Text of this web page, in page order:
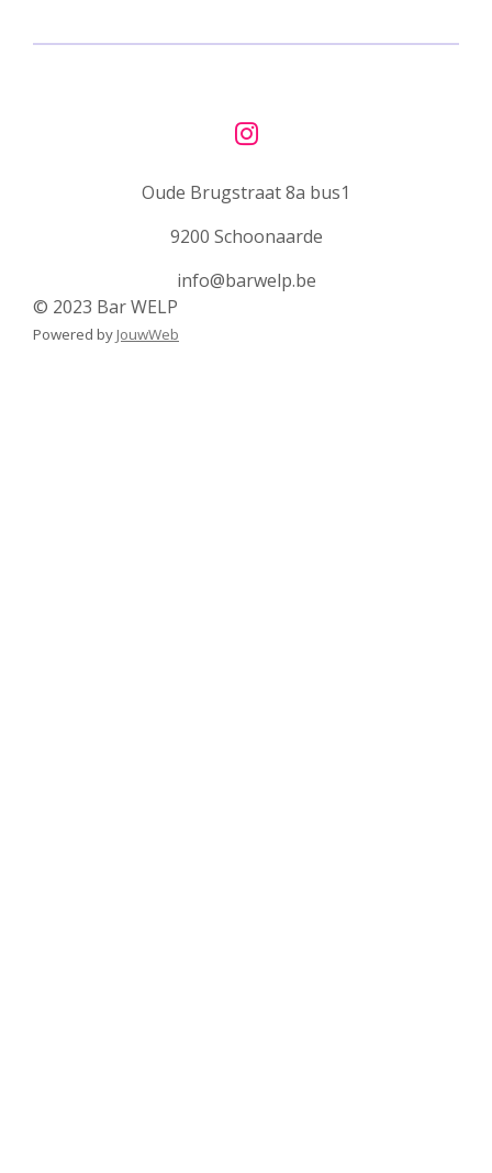
I
s
a
g
Oude Brugstraat 8a bus1
9200 Schoonaarde
info@barwelp.be
© 2023 Bar WELP
Powered by JouwWeb